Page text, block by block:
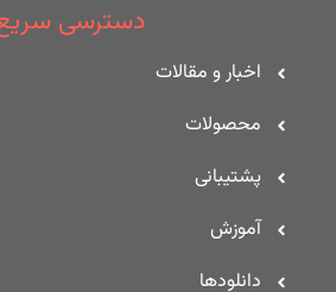
دسترسی
اخبار و مقالات
محصولات
پشتیبانی
آموزش
دانلودها